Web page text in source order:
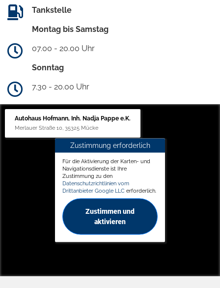
Tankstelle
Montag bis Samstag
07.00 - 20.00 Uhr
Sonntag
7.30 - 20.00 Uhr
Autohaus Hofmann, Inh. Nadja Pappe e.K.
Merlauer Straße 10, 35325 Mücke
Zustimmung erforderlich
Für die Aktivierung der Karten- und
Navigationsdienste ist Ihre
Zustimmung zu den
Datenschutzrichtlinien vom
Drittanbieter Google LLC erforderlich.
Zustimmen und
aktivieren